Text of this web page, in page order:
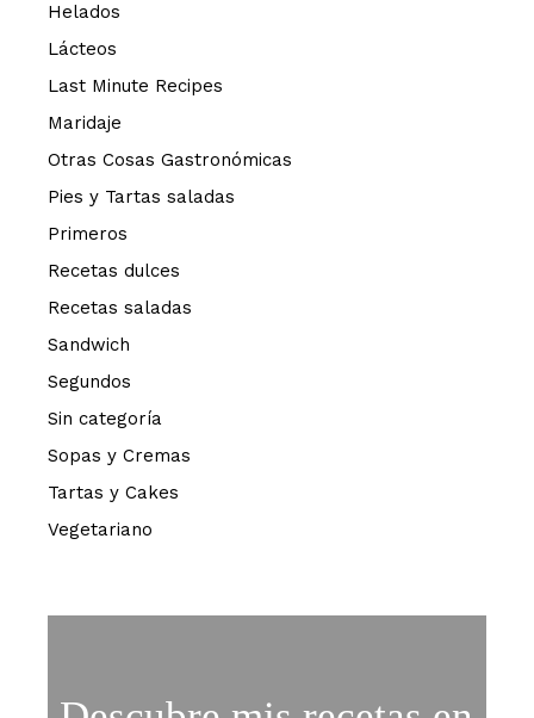
Helados
Lácteos
Last Minute Recipes
Maridaje
Otras Cosas Gastronómicas
Pies y Tartas saladas
Primeros
Recetas dulces
Recetas saladas
Sandwich
Segundos
Sin categoría
Sopas y Cremas
Tartas y Cakes
Vegetariano